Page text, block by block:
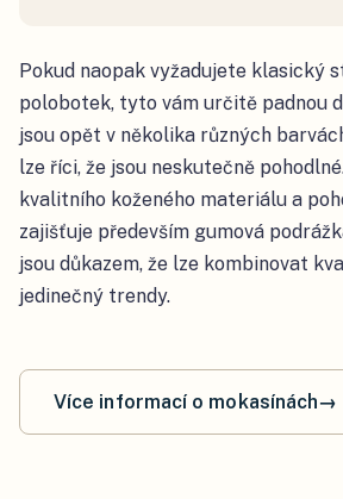
Pokud naopak vyžadujete klasický
polobotek, tyto vám určitě padnou
jsou opět v několika různých
lze říci, že jsou neskutečně
kvalitního koženého materiálu a
zajišťuje především gumová
jsou důkazem, že lze kombinovat
jedinečný trendy.
Více informací o mokasínách→